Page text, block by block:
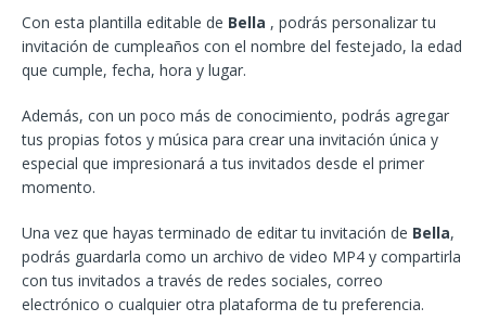
Con esta plantilla editable de Bella , podrás personalizar tu
invitación de cumpleaños con el nombre del festejado, la edad
que cumple, fecha, hora y lugar.
Además, con un poco más de conocimiento, podrás agregar
tus propias fotos y música para crear una invitación única y
especial que impresionará a tus invitados desde el primer
momento.
Una vez que hayas terminado de editar tu invitación de Bella,
podrás guardarla como un archivo de video MP4 y compartirla
con tus invitados a través de redes sociales, correo
electrónico o cualquier otra plataforma de tu preferencia.